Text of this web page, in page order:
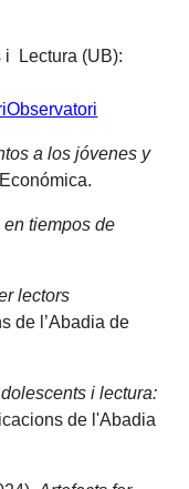
i Lectura (UB):
a los jóvenes y
tiempos de
lectors
de l’Abadia de
i lectura:
de l'Abadia